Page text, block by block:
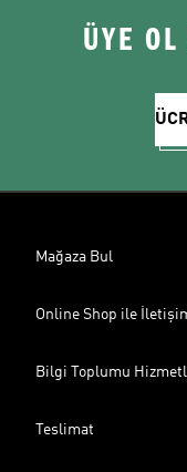
ÜYE
Mağaza Bul
Online Shop ile
Bilgi Toplumu
Teslimat